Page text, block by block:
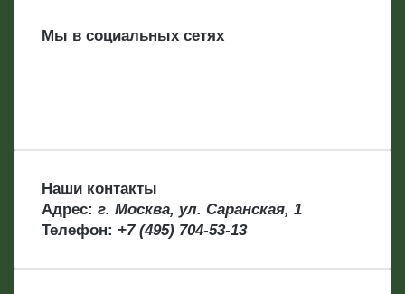
Мы в социальных сетях
Наши контакты
Адрес: г. Москва, ул. Саранская, 1
Телефон: +7 (495) 704-53-13